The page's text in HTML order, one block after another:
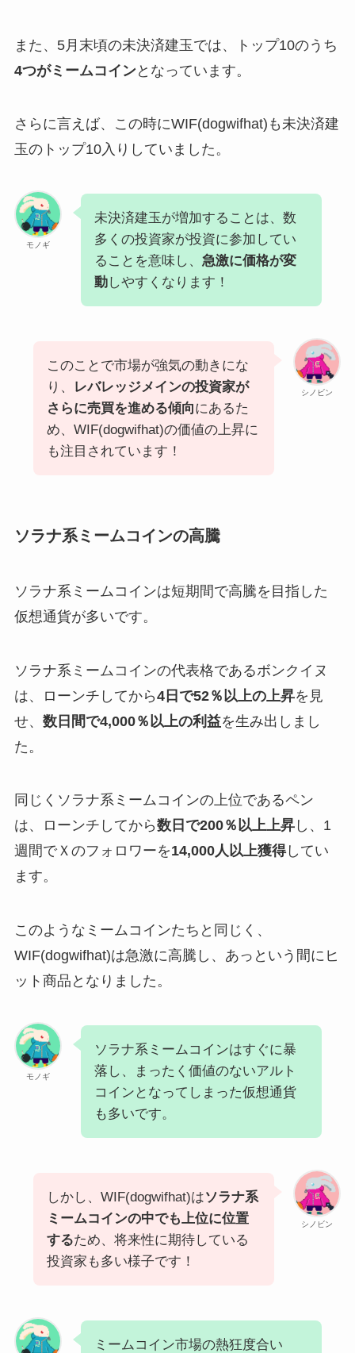
また、5月末頃の未決済建玉では、トップ10のうち
4つがミームコインとなっています。
さらに言えば、この時にWIF(dogwifhat)も未決済建
玉のトップ10入りしていました。
モノギ
未決済建玉が増加することは、数
多くの投資家が投資に参加してい
ることを意味し、 急激に価格が変
動しやすくなります！
シノビン
このことで市場が強気の動きにな
り、
レバレッジメインの投資家が
さらに売買を進める傾向にあるた
め、WIF(dogwifhat)の価値の上昇に
も注目されています！
ソラナ系ミームコインの高騰
ソラナ系ミームコインは短期間で高騰を目指した
仮想通貨が多いです。
ソラナ系ミームコインの代表格であるボンクイヌ
は、ローンチしてから4日で52％以上の上昇を見
せ、 数日間で4,000％以上の利益を生み出しまし
た。
同じくソラナ系ミームコインの上位であるペン
は、ローンチしてから数日で200％以上上昇し、1
週間でＸのフォロワーを14,000人以上獲得してい
ます。
このようなミームコインたちと同じく、
WIF(dogwifhat)は急激に高騰し、あっという間にヒ
ット商品となりました。
モノギ
ソラナ系ミームコインはすぐに暴
落し、まったく価値のないアルト
コインとなってしまった仮想通貨
も多いです。
シノビン
しかし、WIF(dogwifhat)はソラナ系
ミームコインの中でも上位に位置
するため、将来性に期待している
投資家も多い様子です！
ミームコイン市場の熱狂度合い